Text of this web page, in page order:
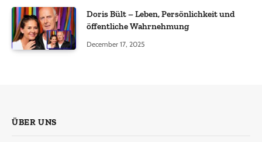
Doris Bült – Leben, Persönlichkeit und
öffentliche Wahrnehmung
December 17, 2025
ÜBER UNS